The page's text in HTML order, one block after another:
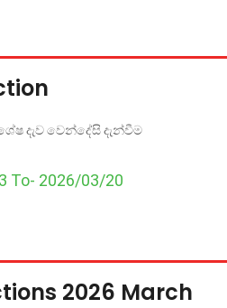
දැව වෙන්දේසි දැන්වීම
To- 2026/03/20
2026 March